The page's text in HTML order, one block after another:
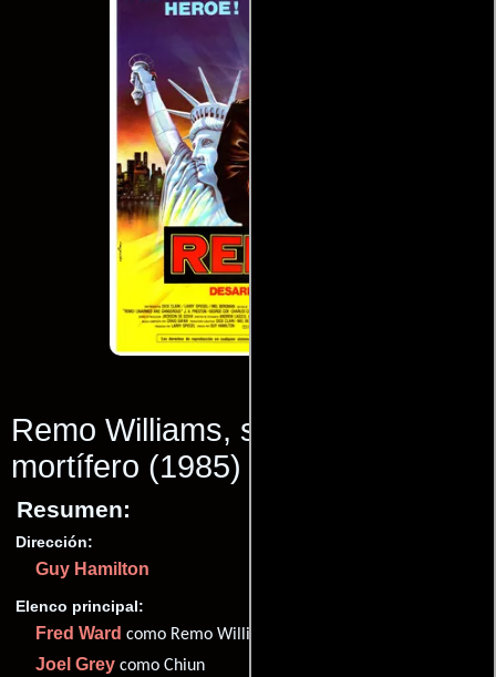
Remo Williams, sin armas pero
mortífero (1985)
Resumen:
Dirección:
Guy Hamilton
Elenco principal:
Fred Ward como Remo Williams
Joel Grey como Chiun